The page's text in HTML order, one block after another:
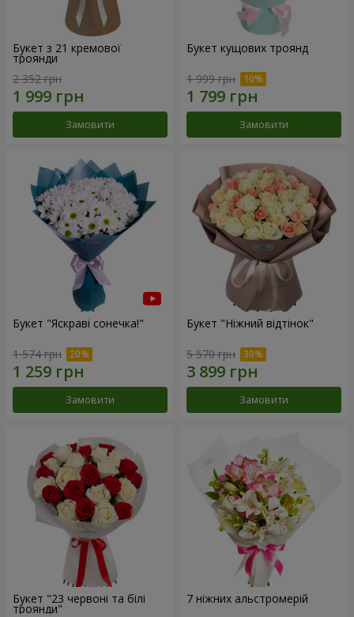
Букет з 21 кремової
троянди
2 352 грн
Замовити
Букет кущових троянд
1 999 грн
Замовити
Букет "Яскраві сонечка!"
1 574 грн
Замовити
Букет "Ніжний відтінок"
5 570 грн
Замовити
Букет "23 червоні та білі
троянди"
7 ніжних альстромерій